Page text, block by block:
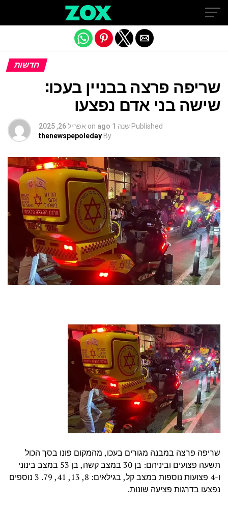
חדשות
שריפה פרצה בבניין בעכו:
שישה בני אדם נפצעו
Published שנה 1 ago on אפריל 26, 2025
By
thenewspepoleday
שריפה פרצה במבנה מגורים בעכו, מהמקום פונו בסך הכול
תשעה פצועים וביניהם: בן 30 במצב קשה, בן 53 במצב בינוני
ו-4 פצועות נוספות במצב קל, בגילאים: 8, 13, 41, 79. 3 נוספים
נפצעו בדרגות פציעה שונות.
Exit mobile version